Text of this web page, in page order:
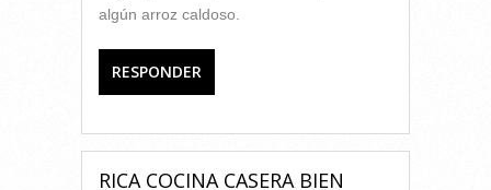
algún arroz caldoso.
RESPONDER
RICA COCINA CASERA BIEN